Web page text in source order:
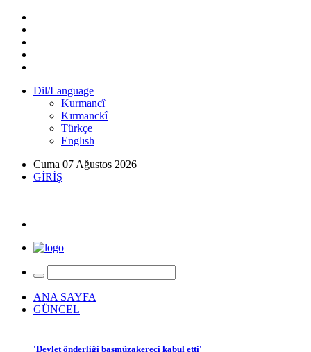
Dil/Language
Kurmancî
Kırmanckî
Türkçe
Englısh
Cuma 07 Ağustos 2026
GİRİŞ
ANA SAYFA
GÜNCEL
'Devlet önderliği başmüzakereci kabul etti'